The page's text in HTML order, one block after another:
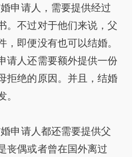
申请人，需要提供经过
。不过对于他们来说，父
即便没有也可以结婚。
请人还需要额外提供一份
拒绝的原因。并且，结婚
申请人都还需要提供父
丧偶或者曾在国外离过